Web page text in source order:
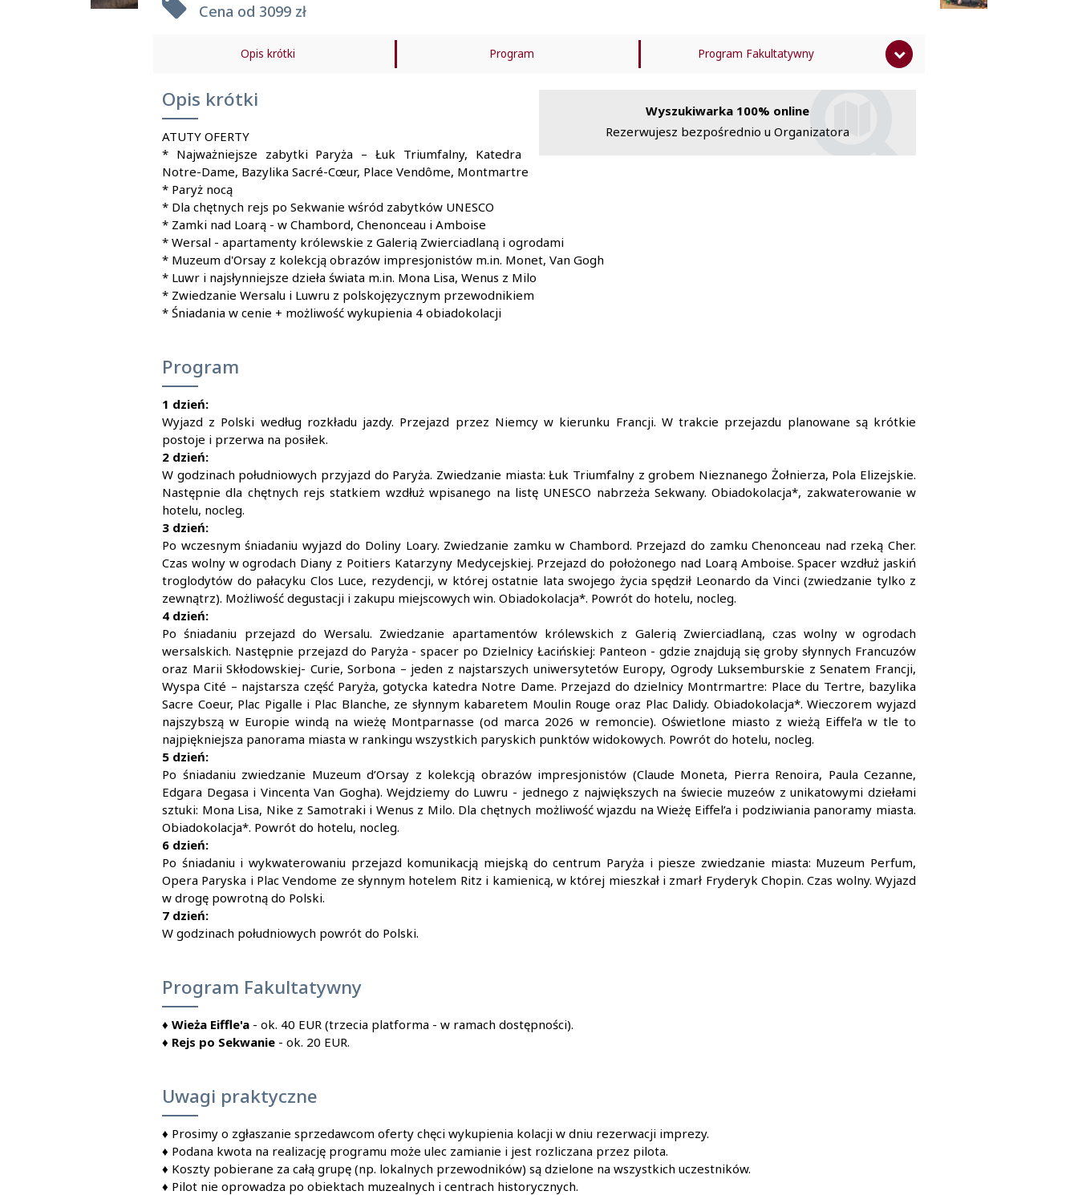
Cena od 3099 zł
Opis krótki Program Program Fakultatywny
Uwagi praktyczne
Wyszukiwarka 100% online
Rezerwujesz bezpośrednio u Organizatora
Opis krótki
ATUTY OFERTY
* Najważniejsze zabytki Paryża – Łuk Triumfalny, Katedra
Notre-Dame, Bazylika Sacré-Cœur, Place Vendôme, Montmartre
* Paryż nocą
* Dla chętnych rejs po Sekwanie wśród zabytków UNESCO
* Zamki nad Loarą - w Chambord, Chenonceau i Amboise
* Wersal - apartamenty królewskie z Galerią Zwierciadlaną i ogrodami
* Muzeum d'Orsay z kolekcją obrazów impresjonistów m.in. Monet, Van Gogh
* Luwr i najsłynniejsze dzieła świata m.in. Mona Lisa, Wenus z Milo
* Zwiedzanie Wersalu i Luwru z polskojęzycznym przewodnikiem
* Śniadania w cenie + możliwość wykupienia 4 obiadokolacji
Program
1 dzień:
Wyjazd z Polski według rozkładu jazdy. Przejazd przez Niemcy w kierunku Francji. W trakcie przejazdu planowane są krótkie
postoje i przerwa na posiłek.
2 dzień:
W godzinach południowych przyjazd do Paryża. Zwiedzanie miasta: Łuk Triumfalny z grobem Nieznanego Żołnierza, Pola Elizejskie.
Następnie dla chętnych rejs statkiem wzdłuż wpisanego na listę UNESCO nabrzeża Sekwany. Obiadokolacja*, zakwaterowanie w
hotelu, nocleg.
3 dzień:
Po wczesnym śniadaniu wyjazd do Doliny Loary. Zwiedzanie zamku w Chambord. Przejazd do zamku Chenonceau nad rzeką Cher.
Czas wolny w ogrodach Diany z Poitiers Katarzyny Medycejskiej. Przejazd do położonego nad Loarą Amboise. Spacer wzdłuż jaskiń
troglodytów do pałacyku Clos Luce, rezydencji, w której ostatnie lata swojego życia spędził Leonardo da Vinci (zwiedzanie tylko z
zewnątrz). Możliwość degustacji i zakupu miejscowych win. Obiadokolacja*. Powrót do hotelu, nocleg.
4 dzień:
Po śniadaniu przejazd do Wersalu. Zwiedzanie apartamentów królewskich z Galerią Zwierciadlaną, czas wolny w ogrodach
wersalskich. Następnie przejazd do Paryża - spacer po Dzielnicy Łacińskiej: Panteon - gdzie znajdują się groby słynnych Francuzów
oraz Marii Skłodowskiej- Curie, Sorbona – jeden z najstarszych uniwersytetów Europy, Ogrody Luksemburskie z Senatem Francji,
Wyspa Cité – najstarsza część Paryża, gotycka katedra Notre Dame. Przejazd do dzielnicy Montrmartre: Place du Tertre, bazylika
Sacre Coeur, Plac Pigalle i Plac Blanche, ze słynnym kabaretem Moulin Rouge oraz Plac Dalidy. Obiadokolacja*. Wieczorem wyjazd
najszybszą w Europie windą na wieżę Montparnasse (od marca 2026 w remoncie). Oświetlone miasto z wieżą Eiffel’a w tle to
najpiękniejsza panorama miasta w rankingu wszystkich paryskich punktów widokowych. Powrót do hotelu, nocleg.
5 dzień:
Po śniadaniu zwiedzanie Muzeum d’Orsay z kolekcją obrazów impresjonistów (Claude Moneta, Pierra Renoira, Paula Cezanne,
Edgara Degasa i Vincenta Van Gogha). Wejdziemy do Luwru - jednego z największych na świecie muzeów z unikatowymi dziełami
sztuki: Mona Lisa, Nike z Samotraki i Wenus z Milo. Dla chętnych możliwość wjazdu na Wieżę Eiffel’a i podziwiania panoramy miasta.
Obiadokolacja*. Powrót do hotelu, nocleg.
6 dzień:
Po śniadaniu i wykwaterowaniu przejazd komunikacją miejską do centrum Paryża i piesze zwiedzanie miasta: Muzeum Perfum,
Opera Paryska i Plac Vendome ze słynnym hotelem Ritz i kamienicą, w której mieszkał i zmarł Fryderyk Chopin. Czas wolny. Wyjazd
w drogę powrotną do Polski.
7 dzień:
W godzinach południowych powrót do Polski.
Program Fakultatywny
♦ Wieża Eiffle'a - ok. 40 EUR (trzecia platforma - w ramach dostępności).
♦ Rejs po Sekwanie - ok. 20 EUR.
Uwagi praktyczne
♦ Prosimy o zgłaszanie sprzedawcom oferty chęci wykupienia kolacji w dniu rezerwacji imprezy.
♦ Podana kwota na realizację programu może ulec zamianie i jest rozliczana przez pilota.
♦ Koszty pobierane za całą grupę (np. lokalnych przewodników) są dzielone na wszystkich uczestników.
♦ Pilot nie oprowadza po obiektach muzealnych i centrach historycznych.